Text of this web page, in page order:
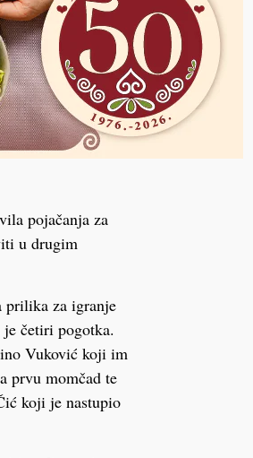
pojačanja za
u drugim
prilika za igranje
četiri pogotka.
Vuković koji im
prvu momčad te
koji je nastupio